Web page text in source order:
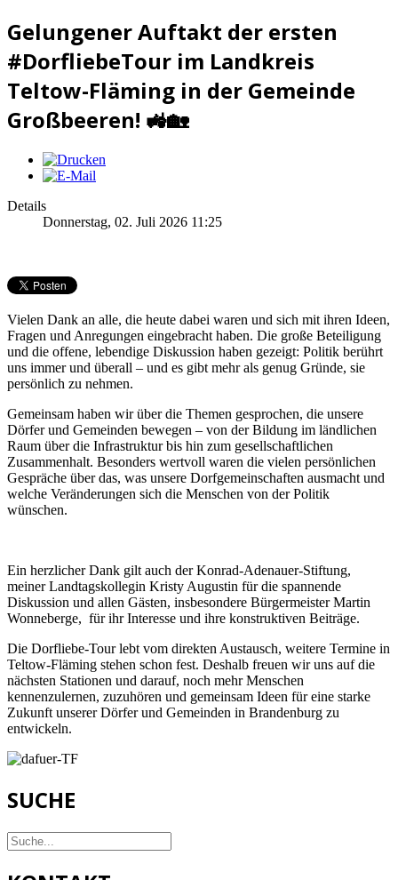
Gelungener Auftakt der ersten
#DorfliebeTour im Landkreis
Teltow-Fläming in der Gemeinde
Großbeeren! 🚜🏡
Details
Donnerstag, 02. Juli 2026 11:25
Vielen Dank an alle, die heute dabei waren und sich mit ihren Ideen,
Fragen und Anregungen eingebracht haben. Die große Beteiligung
und die offene, lebendige Diskussion haben gezeigt: Politik berührt
uns immer und überall – und es gibt mehr als genug Gründe, sie
persönlich zu nehmen.
Gemeinsam haben wir über die Themen gesprochen, die unsere
Dörfer und Gemeinden bewegen – von der Bildung im ländlichen
Raum über die Infrastruktur bis hin zum gesellschaftlichen
Zusammenhalt. Besonders wertvoll waren die vielen persönlichen
Gespräche über das, was unsere Dorfgemeinschaften ausmacht und
welche Veränderungen sich die Menschen von der Politik
wünschen.
Ein herzlicher Dank gilt auch der Konrad-Adenauer-Stiftung,
meiner Landtagskollegin Kristy Augustin für die spannende
Diskussion und allen Gästen, insbesondere Bürgermeister Martin
Wonneberge, für ihr Interesse und ihre konstruktiven Beiträge.
Die Dorfliebe-Tour lebt vom direkten Austausch, weitere Termine in
Teltow-Fläming stehen schon fest. Deshalb freuen wir uns auf die
nächsten Stationen und darauf, noch mehr Menschen
kennenzulernen, zuzuhören und gemeinsam Ideen für eine starke
Zukunft unserer Dörfer und Gemeinden in Brandenburg zu
entwickeln.
SUCHE